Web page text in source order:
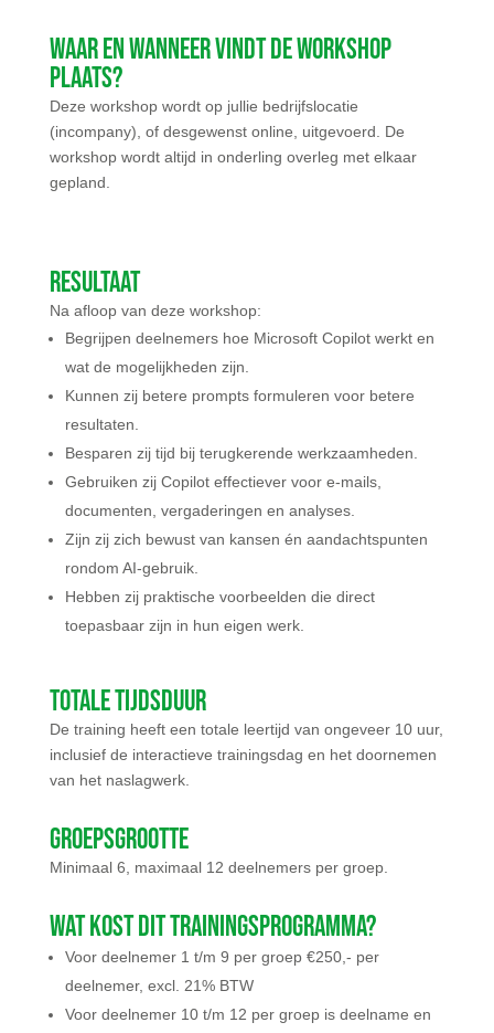
Waar en wanneer vindt de workshop
plaats?
Deze workshop wordt op jullie bedrijfslocatie
(incompany), of desgewenst online, uitgevoerd. De
workshop wordt altijd in onderling overleg met elkaar
gepland.
Resultaat
Na afloop van deze workshop:
Begrijpen deelnemers hoe Microsoft Copilot werkt en
wat de mogelijkheden zijn.
Kunnen zij betere prompts formuleren voor betere
resultaten.
Besparen zij tijd bij terugkerende werkzaamheden.
Gebruiken zij Copilot effectiever voor e-mails,
documenten, vergaderingen en analyses.
Zijn zij zich bewust van kansen én aandachtspunten
rondom AI-gebruik.
Hebben zij praktische voorbeelden die direct
toepasbaar zijn in hun eigen werk.
Totale tijdsduur
De training heeft een totale leertijd van ongeveer 10 uur,
inclusief de interactieve trainingsdag en het doornemen
van het naslagwerk.
Groepsgrootte
Minimaal 6, maximaal 12 deelnemers per groep.
Wat kost dit trainingsprogramma?
Voor deelnemer 1 t/m 9 per groep €250,- per
deelnemer, excl. 21% BTW
Voor deelnemer 10 t/m 12 per groep is deelname en